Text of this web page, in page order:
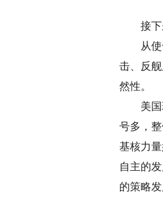
接下来
从使命
击、反
然性。
美国现
号多，
基核力
自主的
的策略